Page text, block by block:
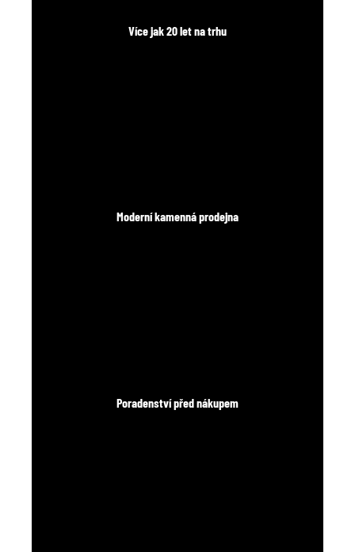
Více jak 20 let na trhu
Moderní kamenná prodejna
Poradenství před nákupem